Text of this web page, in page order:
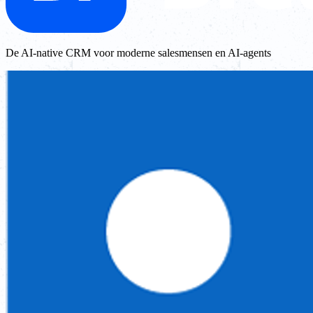
De AI-native CRM voor moderne salesmensen en AI-agents